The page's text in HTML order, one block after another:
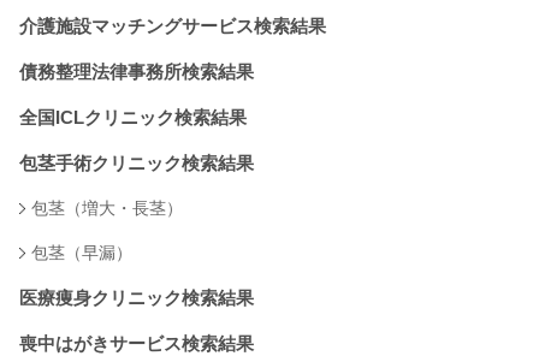
介護施設マッチングサービス検索結果
債務整理法律事務所検索結果
全国ICLクリニック検索結果
包茎手術クリニック検索結果
包茎（増大・長茎）
包茎（早漏）
医療痩身クリニック検索結果
喪中はがきサービス検索結果